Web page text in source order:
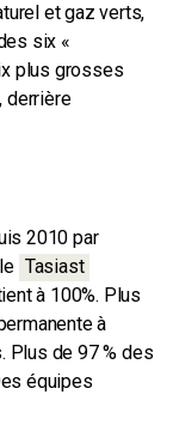
et gaz verts,
six «
plus grosses
derrière
2010 par
Tasiast
à 100%. Plus
à
Plus de 97 % des
équipes